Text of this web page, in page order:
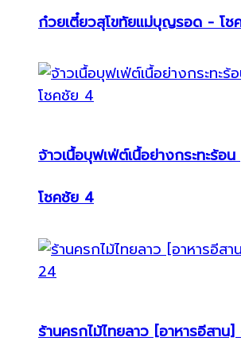
ก๋วยเตี๋ยวสุโขทัยแม่บุญรอด - โช
จ้าวเนื้อบุฟเฟ่ต์เนื้อย่างกระทะร้อ
โชคชัย 4
ร้านครกไม้ไทยลาว [อาหารอีสาน